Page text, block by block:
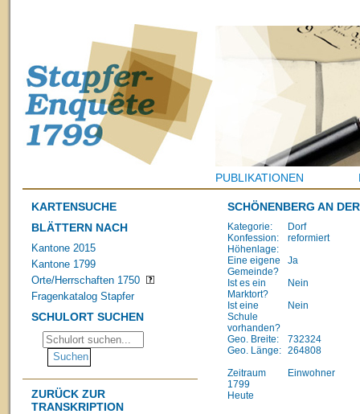
PUBLIKATIONEN
KARTENSUCHE
BLÄTTERN NACH
Kantone 2015
Kantone 1799
Orte/Herrschaften 1750
Fragenkatalog Stapfer
SCHULORT SUCHEN
ZURÜCK ZUR
TRANSKRIPTION
SCHÖNENBERG AN
Kategorie:
Dorf
Konfession:
reformiert
Höhenlage:
Eine eigene
Gemeinde?
Ja
Ist es ein
Marktort?
Nein
Ist eine
Schule
vorhanden?
Nein
Geo. Breite:
732324
Geo. Länge: 264808
Zeitraum
Einwohner
1799
Heute